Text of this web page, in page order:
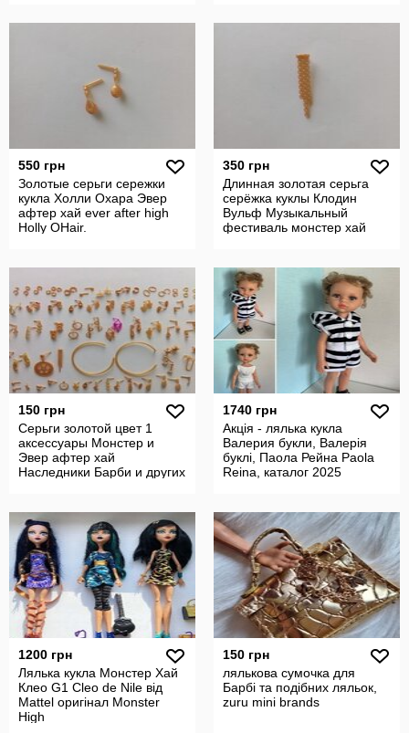
550 грн
Золотые серьги сережки
кукла Холли Охара Эвер
афтер хай ever after high
Holly OHair.
350 грн
Длинная золотая серьга
серёжка куклы Клодин
Вульф Музыкальный
фестиваль монстер хай
150 грн
Серьги золотой цвет 1
аксессуары Монстер и
Эвер афтер хай
Наследники Барби и других
1740 грн
Акція - лялька кукла
Валерия букли, Валерія
буклі, Паола Рейна Paola
Reina, каталог 2025
1200 грн
Лялька кукла Монстер Хай
Клео G1 Cleo de Nile від
Mattel оригінал Monster
High
150 грн
лялькова сумочка для
Барбі та подібних ляльок,
zuru mini brands